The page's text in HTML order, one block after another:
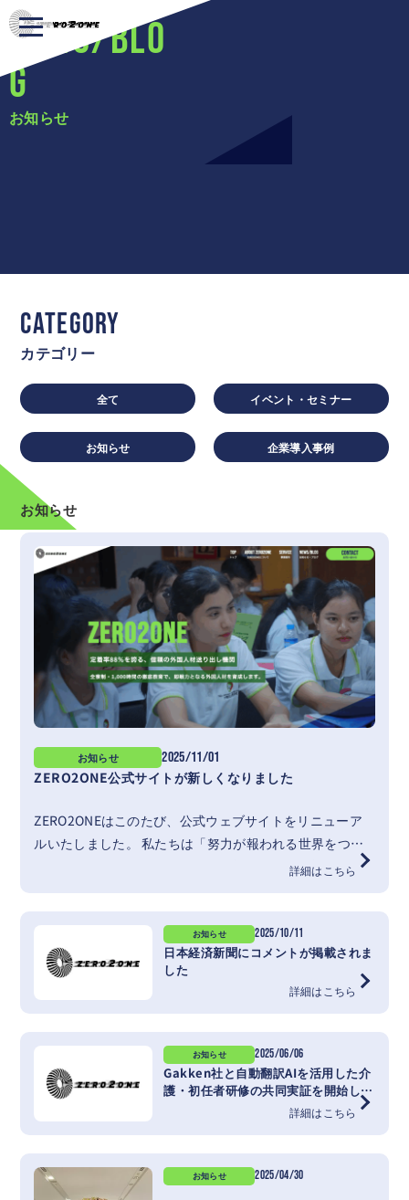
お知らせ
NEWS/BLO
G
CATEGORY
カテゴリー
全て イベント・セミナー
お知らせ 企業導入事例
お知らせ
お知らせ 2025/11/01
ZERO2ONE公式サイトが新しくなりました
ZERO2ONEはこのたび、公式ウェブサイトをリニューア
ルいたしました。 私たちは「努力が報われる世界をつく
る」という理念のもと、日本語教育・外国人材育成・送
詳細はこちら
お知らせ 2025/10/11
日本経済新聞にコメントが掲載されま
した
詳細はこちら
お知らせ 2025/06/06
Gakken社と自動翻訳AIを活用した介
護・初任者研修の共同実証を開始しま
詳細はこちら
お知らせ 2025/04/30